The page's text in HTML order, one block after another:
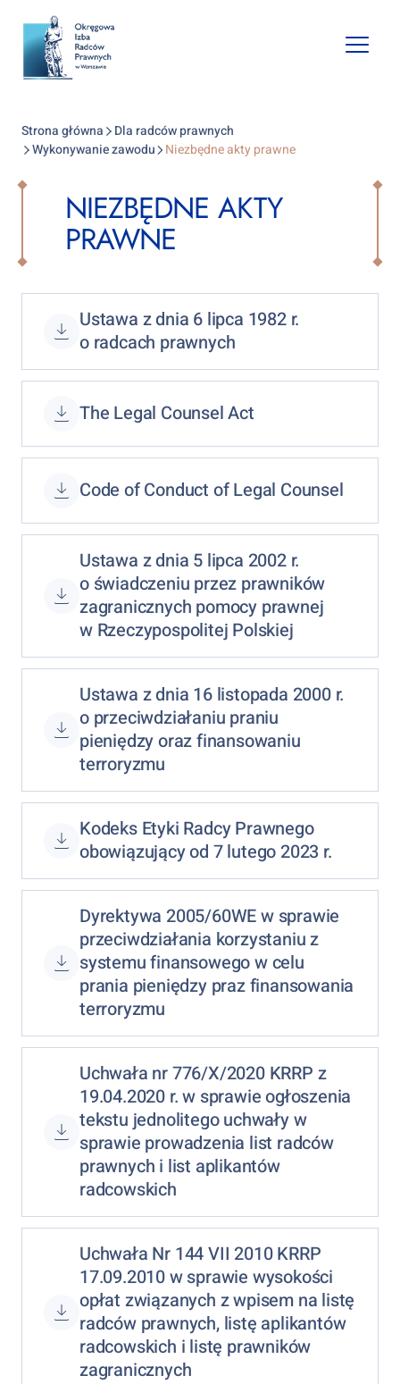
Open
Strona główna
Dla radców prawnych
Wykonywanie zawodu
Niezbędne akty prawne
NIEZBĘDNE AKTY
PRAWNE
Ustawa z dnia 6 lipca 1982 r.
o radcach prawnych
The Legal Counsel Act
Code of Conduct of Legal Counsel
Ustawa z dnia 5 lipca 2002 r.
o świadczeniu przez prawników
zagranicznych pomocy prawnej
w Rzeczypospolitej Polskiej
Ustawa z dnia 16 listopada 2000 r.
o przeciwdziałaniu praniu
pieniędzy oraz finansowaniu
terroryzmu
Kodeks Etyki Radcy Prawnego
obowiązujący od 7 lutego 2023 r.
Dyrektywa 2005/60WE w sprawie
przeciwdziałania korzystaniu z
systemu finansowego w celu
prania pieniędzy praz finansowania
terroryzmu
Uchwała nr 776/X/2020 KRRP z
19.04.2020 r. w sprawie ogłoszenia
tekstu jednolitego uchwały w
sprawie prowadzenia list radców
prawnych i list aplikantów
radcowskich
Uchwała Nr 144 VII 2010 KRRP
17.09.2010 w sprawie wysokości
opłat związanych z wpisem na listę
radców prawnych, listę aplikantów
radcowskich i listę prawników
zagranicznych